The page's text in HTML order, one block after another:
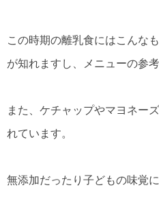
この時期の離乳食にはこんな
が知れますし、メニューの参
また、ケチャップやマヨネー
れています。
無添加だったり子どもの味覚